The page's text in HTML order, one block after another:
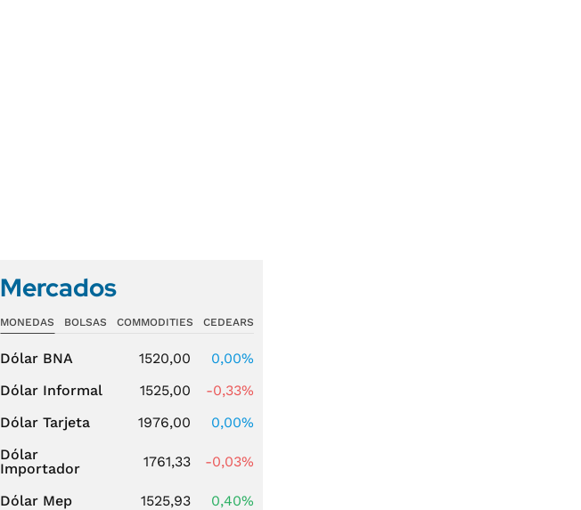
Mercados
MONEDAS BOLSAS COMMODITIES CEDEARS
Dólar BNA 1520,00
0,00%
Dólar Informal
1525,00
-0,33%
Dólar Tarjeta
1976,00
0,00%
Dólar
Importador
1761,33 -0,03%
Dólar Mep 1525,93
0,40%